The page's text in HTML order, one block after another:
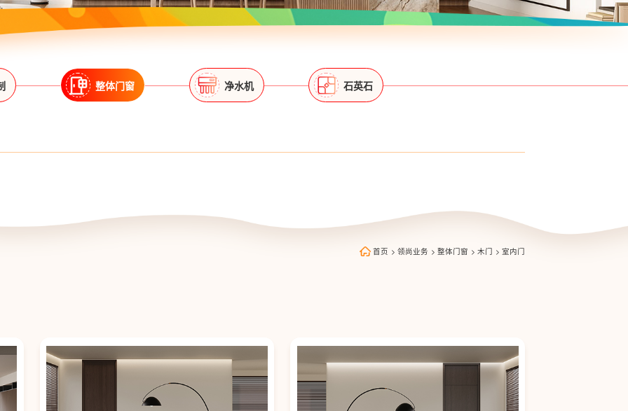
整体门窗 净水机 石英石
首页 > 领尚业务 > 整体门窗 > 木门 > 室内门